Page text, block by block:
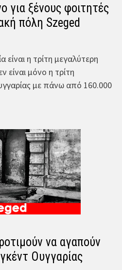
για ξένους φοιτητές
πόλη Szeged
η τρίτη μεγαλύτερη
είναι μόνο η τρίτη
με πάνω από 160.000
να αγαπούν
Ουγγαρίας